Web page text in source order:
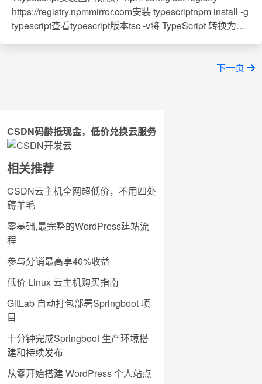
https://registry.npmmirror.com安装 typescriptnpm install -g
typescript查看typescript版本tsc -v将 TypeScript 转换为
下一页
CSDN码龄抵现金，低价兑换云服务
相关推荐
CSDN云主机全网超低价，不用四处
薅羊毛
零基础,最完整的WordPress建站流
程
参与分销最高享40%收益
低价 Linux 云主机购买指南
GitLab 自动打包部署Springboot 项
目
十分钟完成Springboot 生产环境搭
建和持续发布
从零开始搭建 WordPress 个人站点